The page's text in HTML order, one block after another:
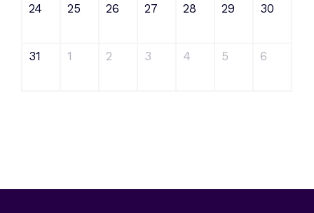
24 25 26 27 28 29 30
31 1 2 3 4 5 6